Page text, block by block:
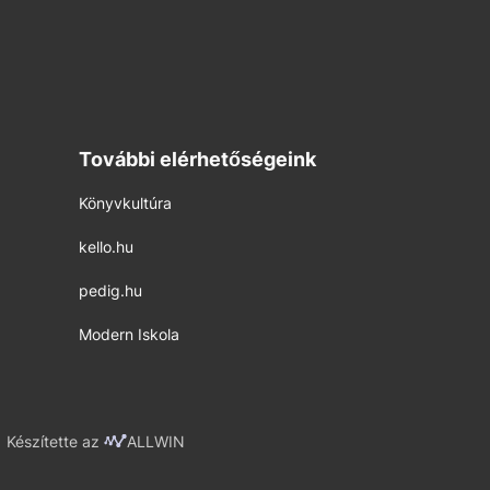
További elérhetőségeink
Könyvkultúra
kello.hu
pedig.hu
Modern Iskola
Készítette az ALLWIN